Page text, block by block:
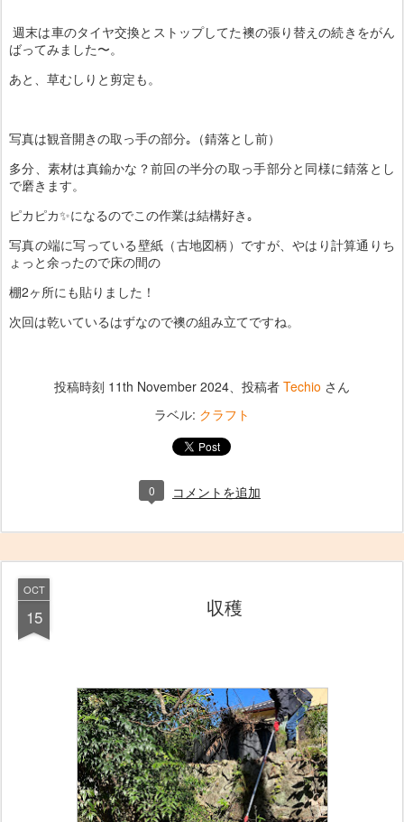
週末は車のタイヤ交換とストップしてた襖の張り替えの続きをがん
ばってみました〜。
あと、草むしりと剪定も。
写真は観音開きの取っ手の部分｡（錆落とし前）
多分、素材は真鍮かな？前回の半分の取っ手部分と同様に錆落とし
で磨きます。
ピカピカ✨になるのでこの作業は結構好き｡
写真の端に写っている壁紙（古地図柄）ですが、やはり計算通りち
ょっと余ったので床の間の
棚2ヶ所にも貼りました！
次回は乾いているはずなので襖の組み立てですね。
投稿時刻 11th November 2024、投稿者 Techio さん
ラベル: クラフト
0 コメントを追加
OCT
15 収穫